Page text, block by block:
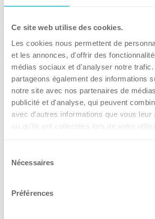
Ce site web utilise des cookies.
Les cookies nous permettent de
et les annonces, d'offrir des
médias sociaux et d'analyser notre trafic.
partageons également des informations
notre site avec nos partenaires de
publicité et d'analyse, qui peuvent
avec d'autres informations que vous leur
ou qu'ils ont collectées lors de votre
Nécessaires
Préférences
Kontakt Verkauf Schweiz
Herr Jörg Kellerhals
jkllrh